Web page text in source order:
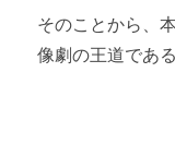
そのことから、
像劇の王道であ